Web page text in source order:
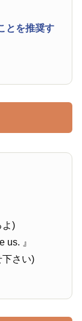
とを推奨す
よ)
us. 』
下さい)